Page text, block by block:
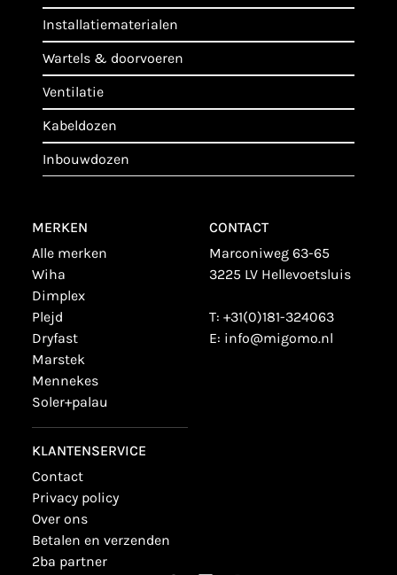
installatiematerialen
wartels & doorvoeren
ventilatie
kabeldozen
inbouwdozen
MERKEN
alle merken
wiha
dimplex
plejd
dryfast
marstek
mennekes
soler+palau
KLANTENSERVICE
contact
privacy policy
over ons
betalen en verzenden
2ba partner
CONTACT
Marconiweg 63-65
3225 LV Hellevoetsluis
T: +31(0)181-324063
E: info@migomo.nl